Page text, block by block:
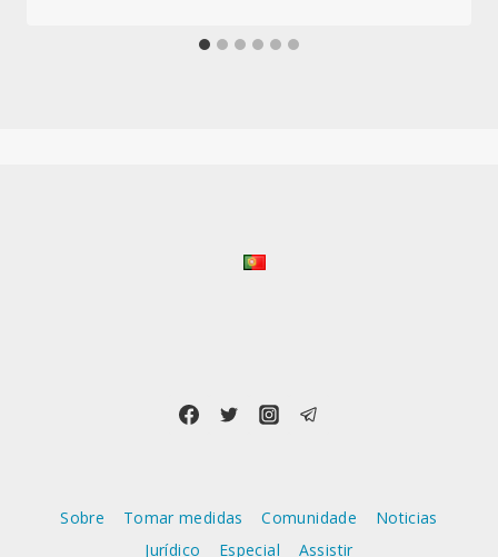
Sobre Tomar medidas Comunidade
Noticias
Jurídico
Especial Assistir